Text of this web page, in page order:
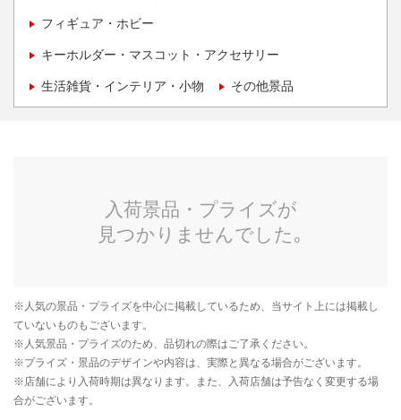
フィギュア・ホビー
キーホルダー・マスコット・アクセサリー
生活雑貨・インテリア・小物 その他景品